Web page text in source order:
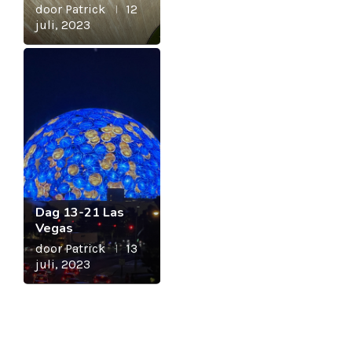
doorPatrick
12
juli, 2023
Dag 13-21 Las
Vegas
doorPatrick
13
juli, 2023